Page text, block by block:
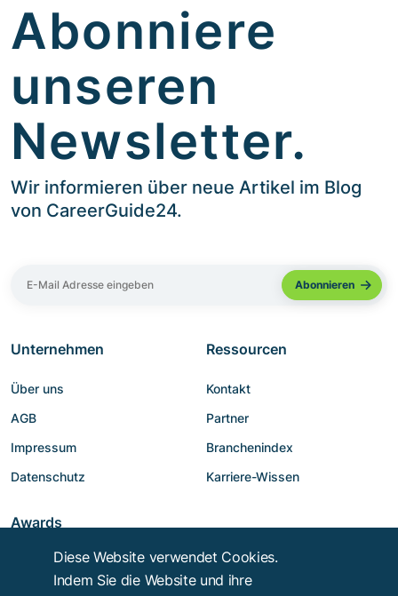
Abonniere
unseren
Newsletter.
Wir informieren über neue Artikel im Blog
von CareerGuide24.
Unternehmen
Über uns
AGB
Impressum
Datenschutz
Ressourcen
Kontakt
Partner
Branchenindex
Karriere-Wissen
Awards
Diese Website verwendet Cookies.
Indem Sie die Website und ihre